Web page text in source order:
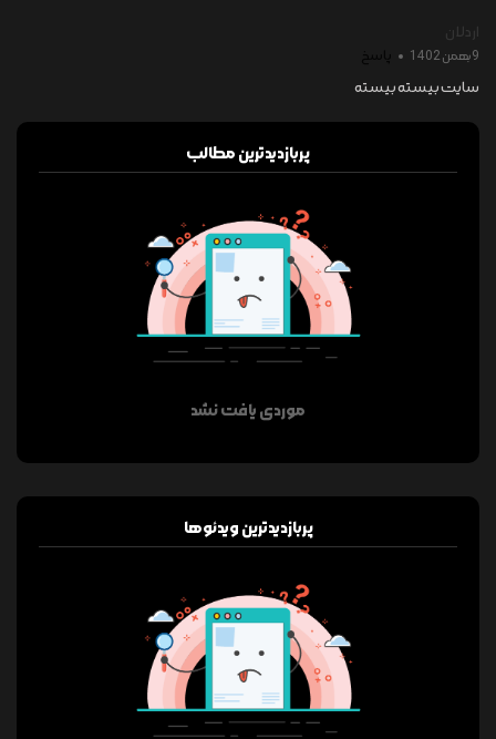
اردلان
9 بهمن 1402
سایت بیسته بیسته
پربازدیدترین مطالب
موردی یافت نشد
پربازدیدترین ویدئوها